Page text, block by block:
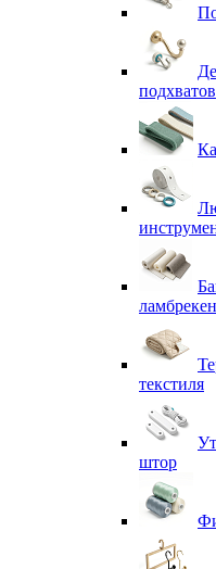
подхватов
текстиля
штор